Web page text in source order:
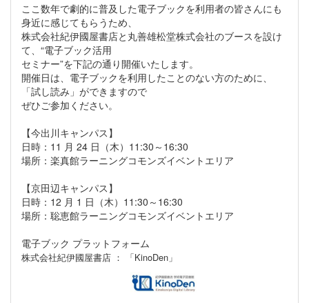
ここ数年で劇的に普及した電子ブックを利用者の皆さんにも
身近に感じてもらうため、
株式会社紀伊國屋書店と丸善雄松堂株式会社のブースを設け
て、“電子ブック活用
セミナー”を下記の通り開催いたします。
開催日は、電子ブックを利用したことのない方のために、
「試し読み」ができますので
ぜひご参加ください。
【今出川キャンパス】
日時：11 月 24 日（木）11:30～16:30
場所：楽真館ラーニングコモンズイベントエリア
【京田辺キャンパス】
日時：12 月 1 日（木）11:30～16:30
場所：聡恵館ラーニングコモンズイベントエリア
電子ブック プラットフォーム
株式会社紀伊國屋書店 ： 「KinoDen」